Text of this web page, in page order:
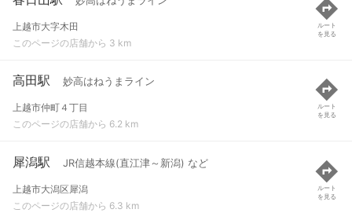
上越市大字木田
このページの店舗から 3 km
ルート
を見る
高田駅 妙高はねうまライン
上越市仲町４丁目
このページの店舗から 6.2 km
ルート
を見る
犀潟駅 JR信越本線(直江津～新潟) など
上越市大潟区犀潟
このページの店舗から 6.3 km
ルート
を見る